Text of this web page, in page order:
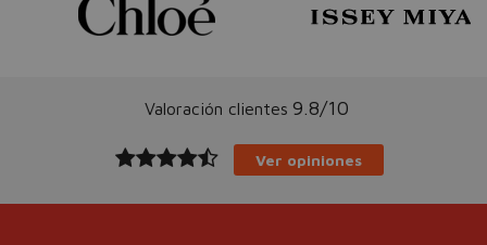
Valoración clientes 9.8/10
Ver opiniones